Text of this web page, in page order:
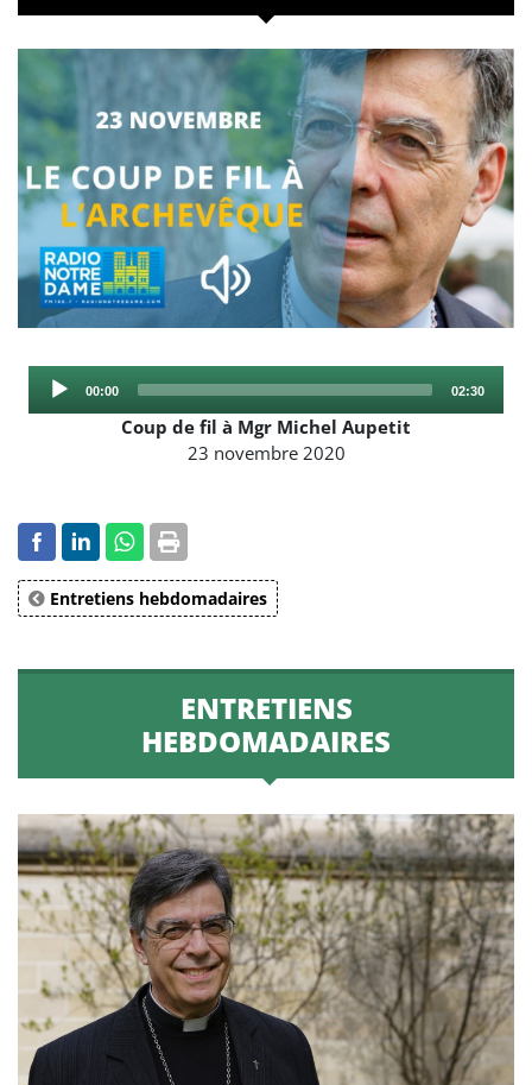
Player
Current
00:00
Total
02:30
Coup de fil à Mgr Michel Aupetit
23 novembre 2020
Entretiens hebdomadaires
ENTRETIENS
HEBDOMADAIRES